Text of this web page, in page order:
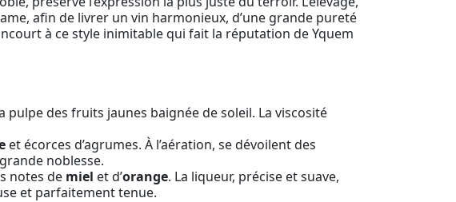
afin de livrer un vin harmonieux, d’une grande pureté
à ce style inimitable qui fait la réputation de Yquem
des fruits jaunes baignée de soleil. La viscosité
et écorces d’agrumes. À l’aération, se dévoilent des
noblesse.
notes de miel et d’orange. La liqueur, précise et suave,
et parfaitement tenue.